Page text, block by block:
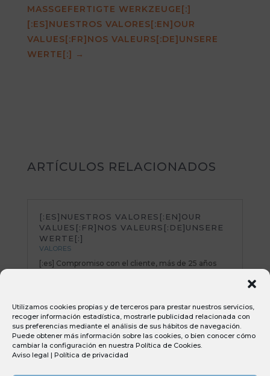
Utilizamos cookies propias y de terceros para prestar nuestros servicios,
recoger información estadística, mostrarle publicidad relacionada con
sus preferencias mediante el análisis de sus hábitos de navegación.
Puede obtener más información sobre las cookies, o bien conocer cómo
cambiar la configuración en nuestra Política de Cookies.
Aviso legal | Política de privacidad
MASSGEFERTIGTE WERKZEUGE[:]
[:ES]NUESTROS VALORES[:EN]OUR
VALUES[:FR]NOS VALEURS[:DE]UNSERE
WERTE[:] →
ARTÍCULOS RELACIONADOS
[:ES]NUESTROS VALORES[:EN]OUR
VALUES[:FR]NOS VALEURS[:DE]UNSERE
WERTE[:]
VALORES
[:es] Compromiso con el cliente, más de 25 años
equipo. En Umec apostamos por la formación
continua y su...